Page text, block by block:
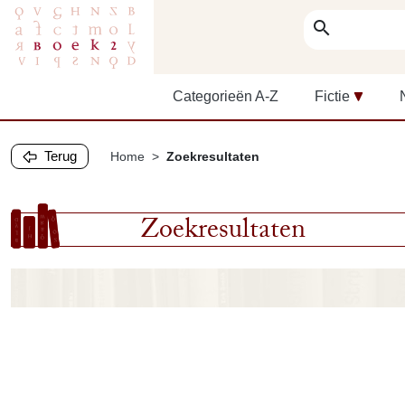
search
Categorieën A-Z Fictie
Terug Home Zoekresultaten
Zoekresultaten